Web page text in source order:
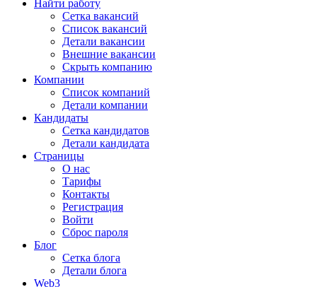
Найти работу
Сетка вакансий
Список вакансий
Детали вакансии
Внешние вакансии
Скрыть компанию
Компании
Список компаний
Детали компании
Кандидаты
Сетка кандидатов
Детали кандидата
Страницы
О нас
Тарифы
Контакты
Регистрация
Войти
Сброс пароля
Блог
Сетка блога
Детали блога
Web3